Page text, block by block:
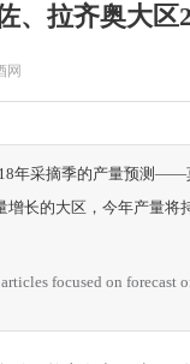
、拉齐奥大区
网
年采摘季的产量预测
长的大区，今年产量
focused on forecast